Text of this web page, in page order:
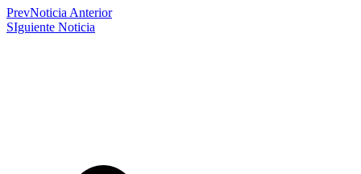
PrevNoticia Anterior
SIguiente Noticia